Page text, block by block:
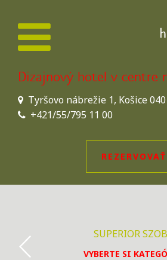
Dizajnový hotel v centre
Tyršovo nábrežie 1, Košice
+421/55/795 11 00
REZERVOVAŤ
SUPERIOR
VYBERTE SI